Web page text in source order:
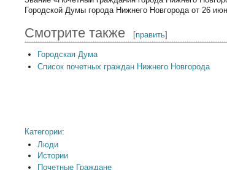
Городской Думы города Нижнего Новгорода от 26
Смотрите также [править]
Городская Дума
Список почетных граждан Нижнего Новгорода
Категории:
Люди
Истории
Почетные Граждане